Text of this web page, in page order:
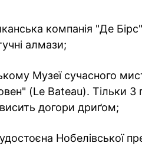
компанія "Де
алмази;
Музеї сучасного
(Le Bateau). Тільки 3
догори дриґом;
Нобелівської